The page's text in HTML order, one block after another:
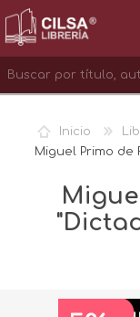
INICIAR SESIÓN
Inicio
Miguel Primo de